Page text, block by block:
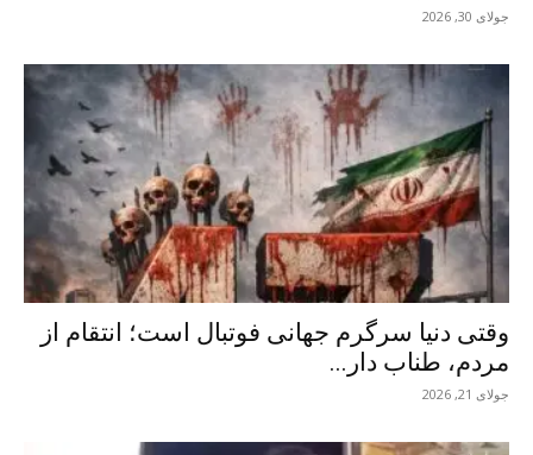
جولای 30, 2026
وقتی دنیا سرگرم جهانی فوتبال است؛ انتقام از
مردم، طناب دار...
جولای 21, 2026